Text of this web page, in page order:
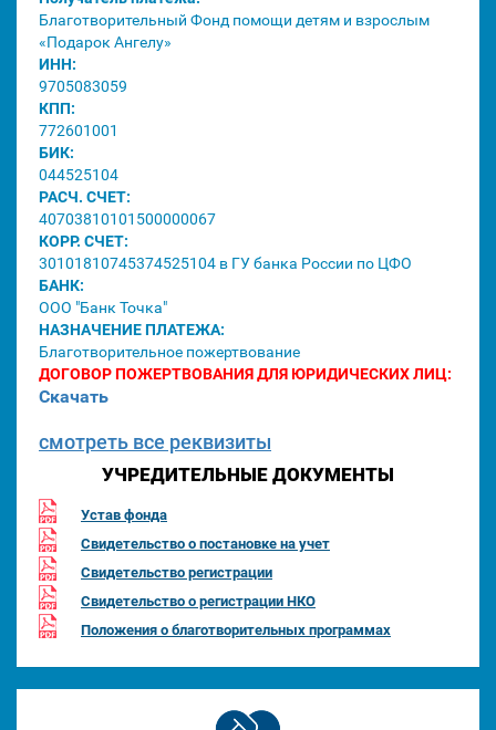
Благотворительный Фонд помощи детям и взрослым
«Подарок Ангелу»
ИНН:
9705083059
КПП:
772601001
БИК:
044525104
РАСЧ. СЧЕТ:
40703810101500000067
КОРР. СЧЕТ:
30101810745374525104 в ГУ банка России по ЦФО
БАНК:
ООО "Банк Точка"
НАЗНАЧЕНИЕ ПЛАТЕЖА:
Благотворительное пожертвование
ДОГОВОР ПОЖЕРТВОВАНИЯ ДЛЯ ЮРИДИЧЕСКИХ ЛИЦ:
Скачать
смотреть все реквизиты
УЧРЕДИТЕЛЬНЫЕ ДОКУМЕНТЫ
Устав фонда
Свидетельство о постановке на учет
Свидетельство регистрации
Свидетельство о регистрации НКО
Положения о благотворительных программах